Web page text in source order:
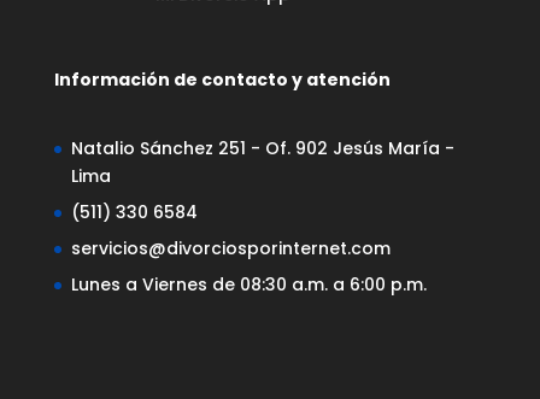
Información de contacto y atención
Natalio Sánchez 251 - Of. 902 Jesús María -
Lima
(511) 330 6584
servicios@divorciosporinternet.com
Lunes a Viernes de 08:30 a.m. a 6:00 p.m.